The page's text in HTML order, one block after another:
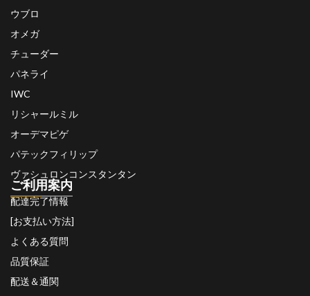
ウブロ
オメガ
チューダー
パネライ
IWC
リシャールミル
オーデマピゲ
パテックフィリップ
ヴァシュロンコンスタンタン
ご利用案内
配達完了情報
[お支払い方法]
よくある質問
品質保証
配送＆通関